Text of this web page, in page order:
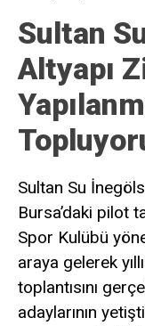
Sultan
Altyapı
Sultan Su
Bursa’daki pilot
Spor Kulübü
araya gelerek
toplantısını
adaylarının